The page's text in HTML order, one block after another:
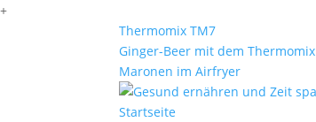
+
Thermomix TM7
Ginger-Beer mit dem Thermomix
Maronen im Airfryer
Startseite